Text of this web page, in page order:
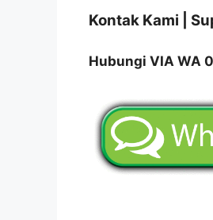
Kontak Kami |
Hubungi VIA WA